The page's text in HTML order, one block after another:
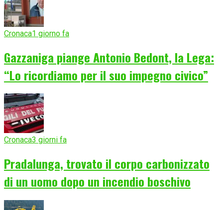
Cronaca1 giorno fa
Gazzaniga piange Antonio Bedont, la Lega:
“Lo ricordiamo per il suo impegno civico”
Cronaca3 giorni fa
Pradalunga, trovato il corpo carbonizzato
di un uomo dopo un incendio boschivo